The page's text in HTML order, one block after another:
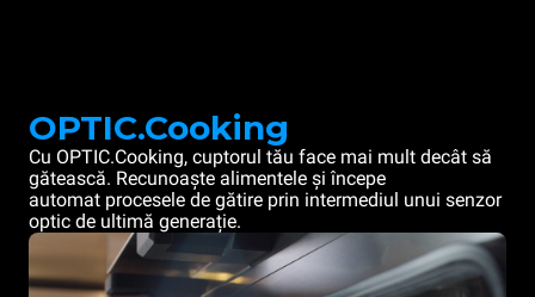
OPTIC.Cooking
Cu OPTIC.Cooking, cuptorul tău face mai mult decât să
gătească. Recunoaște alimentele și începe
automat procesele de gătire prin intermediul unui senzor
optic de ultimă generație.